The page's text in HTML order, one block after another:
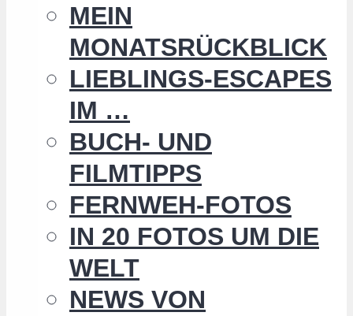
MEIN
MONATSRÜCKBLICK
LIEBLINGS-ESCAPES
IM …
BUCH- UND
FILMTIPPS
FERNWEH-FOTOS
IN 20 FOTOS UM DIE
WELT
NEWS VON